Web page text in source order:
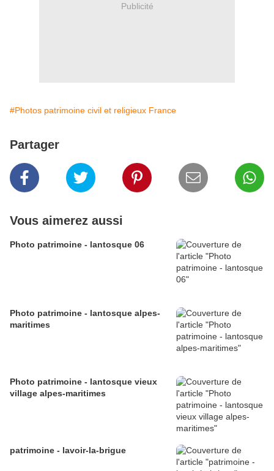
Publicité
#Photos patrimoine civil et religieux France
Partager
Vous aimerez aussi
Photo patrimoine - lantosque 06
Photo patrimoine - lantosque alpes-
maritimes
Photo patrimoine - lantosque vieux
village alpes-maritimes
patrimoine - lavoir-la-brigue